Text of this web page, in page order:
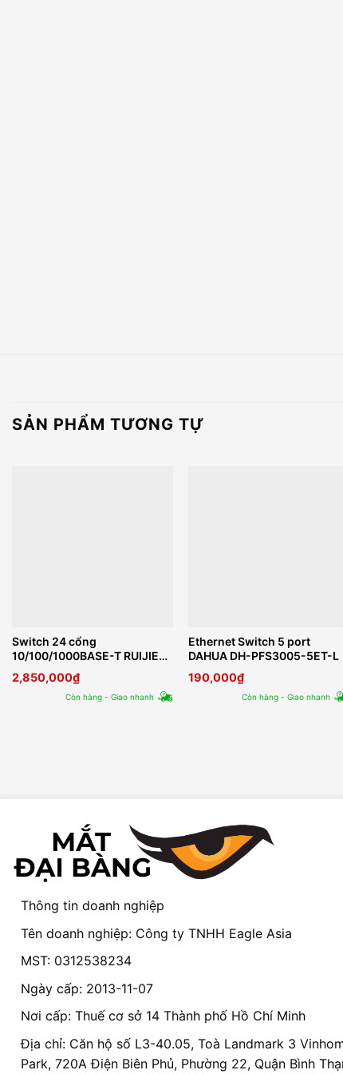
SẢN PHẨM TƯƠNG TỰ
Switch 24 cổng
10/100/1000BASE-T RUIJIE
REYEE RG-ES224GC
2,850,000₫
Còn hàng - Giao nhanh
Ethernet Switch 5 port
DAHUA DH-PFS3005-5ET-L
190,000₫
Còn hàng - Giao nhanh
Thông tin doanh nghiệp
Tên doanh nghiệp: Công ty TNHH Eagle Asia
MST: 0312538234
Ngày cấp: 2013-11-07
Nơi cấp: Thuế cơ sở 14 Thành phố Hồ Chí Minh
Địa chỉ: Căn hộ số L3-40.05, Toà Landmark 3
Park, 720A Điện Biên Phủ, Phường 22, Quận Bình